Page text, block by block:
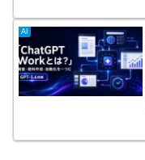
AI